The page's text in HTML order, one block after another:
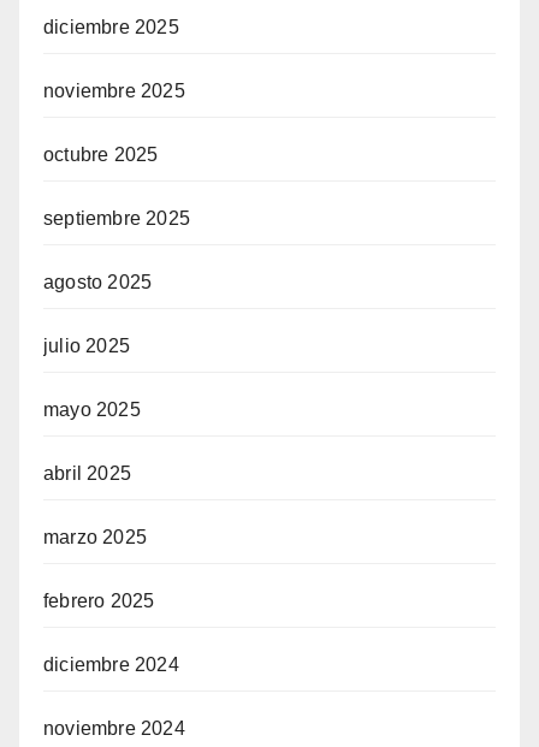
diciembre 2025
noviembre 2025
octubre 2025
septiembre 2025
agosto 2025
julio 2025
mayo 2025
abril 2025
marzo 2025
febrero 2025
diciembre 2024
noviembre 2024